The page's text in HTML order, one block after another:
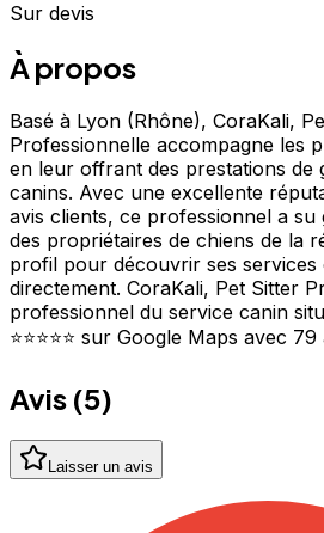
Sur devis
À propos
Basé à Lyon (Rhône), CoraKali,
Professionnelle accompagne les
en leur offrant des prestations de
canins. Avec une excellente
avis clients, ce professionnel a
des propriétaires de chiens de la
profil pour découvrir ses services
directement. CoraKali, Pet Sitter
professionnel du service canin
⭐⭐⭐⭐⭐ sur Google Maps avec 79
Avis (5)
Laisser un avis